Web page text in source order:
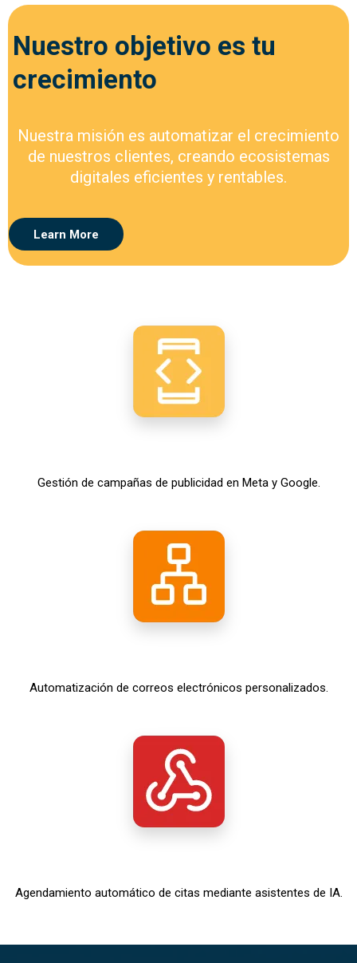
Nuestro objetivo es tu
crecimiento
Nuestra misión es automatizar el crecimiento
de nuestros clientes, creando ecosistemas
digitales eficientes y rentables.
Learn More
Gestión de campañas de publicidad en Meta y Google.
Automatización de correos electrónicos personalizados.
Agendamiento automático de citas mediante asistentes de IA.